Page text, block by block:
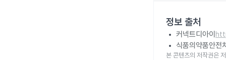
정보 출처
커넥트디아이
식품의약품안전
본 콘텐츠의 저작권은